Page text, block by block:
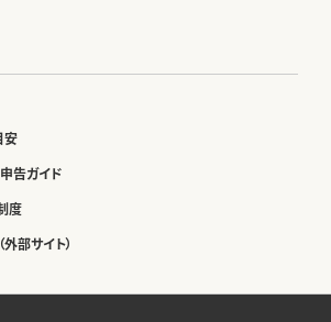
安
告ガイド
度
部サイト）